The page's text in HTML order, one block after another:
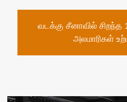
வடக்கு சீனாவில்
அலமாரிகள்